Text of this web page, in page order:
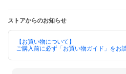
ストアからのお知らせ
【お買い物について】
ご購入前に必ず「お買い物ガイド」をお